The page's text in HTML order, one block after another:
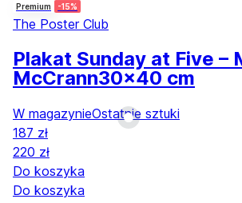
Premium -15%
The Poster Club
Plakat Sunday at Five –
McCrann30x40 cm
W magazynieOstatnie sztuki
187 zł
220 zł
Do koszyka
Do koszyka